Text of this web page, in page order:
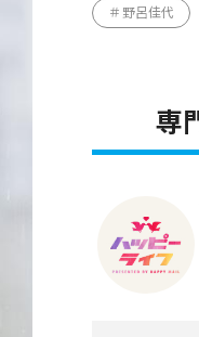
野呂佳代
専